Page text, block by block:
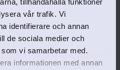
vår trafik. Vi
identifierare och annan
de sociala medier och
vi samarbetar med.
informationen med annan
EJ GRAVERINGSBAR
Smyckeskrin STORiES
från STORiES
898 kr